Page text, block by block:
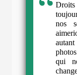
nos
qui